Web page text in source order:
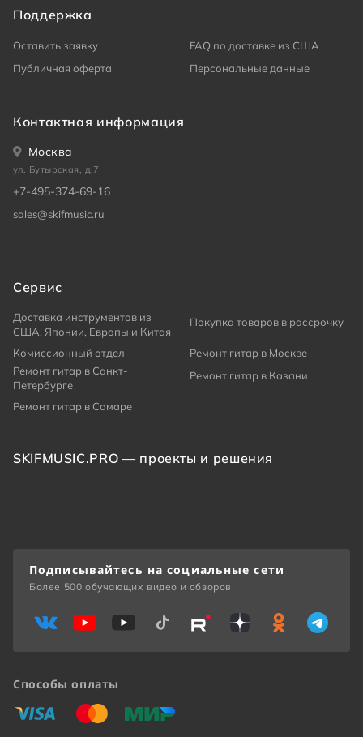
Поддержка
Оставить заявку
FAQ по доставке из США
Публичная оферта
Персональные данные
Контактная информация
Москва
ул. Бутырская, д.7
+7-495-374-69-16
sales@skifmusic.ru
Сервис
Доставка инструментов из
США, Японии, Европы и Китая
Покупка товаров в рассрочку
Комиссионный отдел
Ремонт гитар в Москве
Ремонт гитар в Санкт-
Петербурге
Ремонт гитар в Казани
Ремонт гитар в Самаре
SKIFMUSIC.PRO — проекты и решения
Способы оплаты
«Виза» «Мастеркард»
«Мир»
Подписывайтесь на социальные сети
Более 500 обучающих видео и обзоров